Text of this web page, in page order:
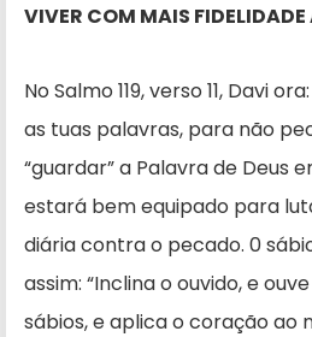
VIVER COM MAIS
No Salmo 119, verso 11, Davi
as tuas pa­lavras, para não
“guardar” a Palavra de Deus
estará bem equipado para
diária contra o pecado. 0
assim: “Inclina o ouvido, e
sábios, e aplica o cora­ção ao